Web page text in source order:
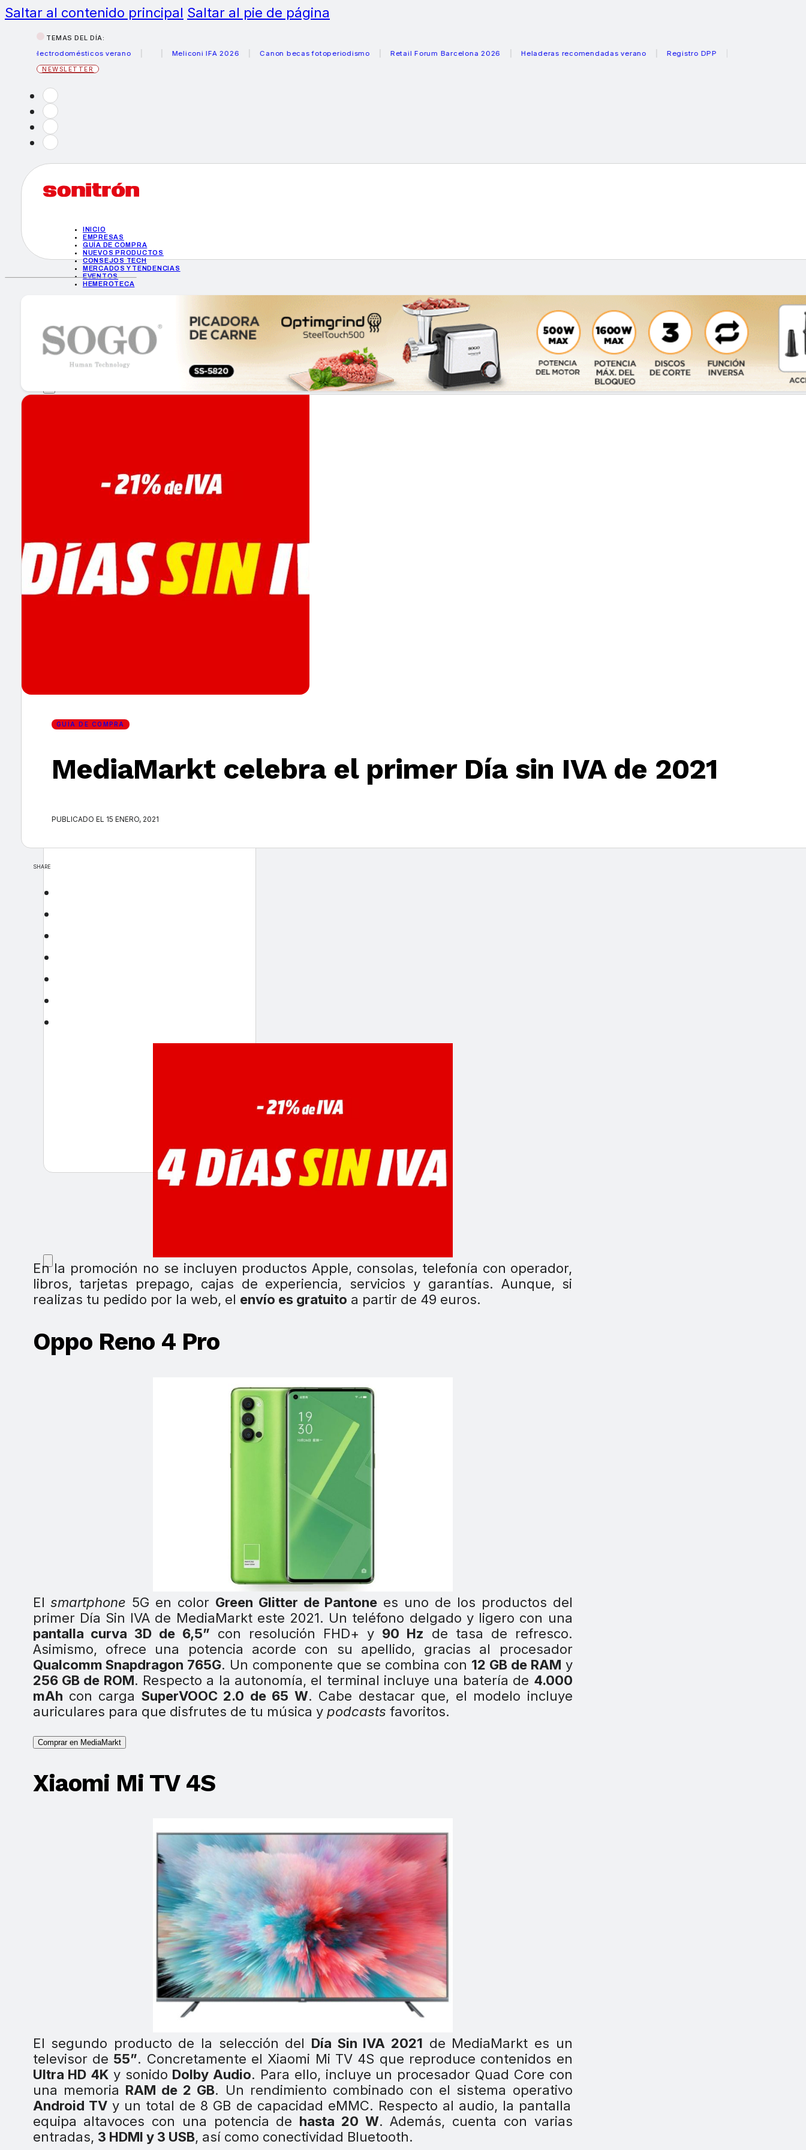
Saltar al contenido principal Saltar al pie de página
TEMAS DEL DÍA:
electrodomésticos verano
Meliconi IFA 2026 Canon becas fotoperiodismo Retail Forum Barcelona 2026 Heladeras recomendadas verano Registro DPP
NEWSLETTER
INICIO
EMPRESAS
GUÍA DE COMPRA
NUEVOS PRODUCTOS
CONSEJOS TECH
MERCADOS Y TENDENCIAS
EVENTOS
HEMEROTECA
GUÍA DE COMPRA
NUEVOS PRODUCTOS
CONSEJOS TECH
MERCADOS Y TENDENCIAS
HEMEROTECA
Encuentra tu noticia
×
GUÍA DE COMPRA
MediaMarkt celebra el primer Día sin IVA de 2021
PUBLICADO EL 15 ENERO, 2021
SHARE
En la promoción no se incluyen productos Apple, consolas, telefonía con operador,
libros, tarjetas prepago, cajas de experiencia, servicios y garantías. Aunque, si
realizas tu pedido por la web, el envío es gratuito a partir de 49 euros.
Oppo Reno 4 Pro
Elsmartphone 5G en color Green Glitter de Pantone es uno de los productos del
primer Día Sin IVA de MediaMarkt este 2021. Un teléfono delgado y ligero con una
pantalla curva 3D de 6,5” con resolución FHD+ y 90 Hz de tasa de refresco.
Asimismo, ofrece una potencia acorde con su apellido, gracias al procesador
Qualcomm Snapdragon 765G. Un componente que se combina con 12 GB de RAM y
256 GB de ROM. Respecto a la autonomía, el terminal incluye una batería de 4.000
mAh con carga SuperVOOC 2.0 de 65 W. Cabe destacar que, el modelo incluye
auriculares para que disfrutes de tu música y podcasts favoritos.
Comprar en MediaMarkt
Xiaomi Mi TV 4S
El segundo producto de la selección del Día Sin IVA 2021 de MediaMarkt es un
televisor de 55”. Concretamente el Xiaomi Mi TV 4S que reproduce contenidos en
Ultra HD 4K y sonido Dolby Audio. Para ello, incluye un procesador Quad Core con
una memoria RAM de 2 GB. Un rendimiento combinado con el sistema operativo
Android TVy un total de 8 GB de capacidad eMMC. Respecto al audio, la pantalla
equipa altavoces con una potencia de hasta 20 W. Además, cuenta con varias
entradas, 3 HDMI y 3 USB, así como conectividad Bluetooth.